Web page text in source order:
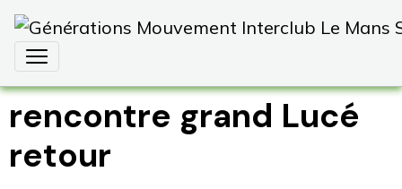
rencontre grand Lucé
retour